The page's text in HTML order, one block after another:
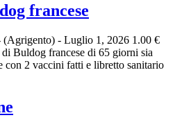
francese
(Agrigento) - Luglio 1, 2026 1.00 €
di Buldog francese di 65 giorni sia
con 2 vaccini fatti e libretto sanitario